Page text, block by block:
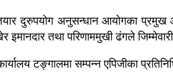
दुरुपयोग अनुसन्धान आयोगका प्रमुख
इमानदार तथा परिणाममुखी ढंगले
टङ्गालमा सम्पन्न एपिजीका